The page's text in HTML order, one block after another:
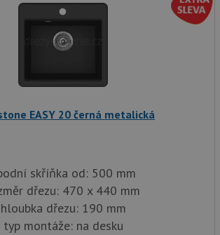
EASY 20 černá metalická
skříňka od: 500 mm
dřezu: 470 x 440 mm
hloubka dřezu: 190 mm
typ montáže: na desku